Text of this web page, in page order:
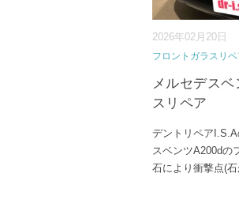
2026年02月20日
フロントガラスリペ
メルセデス
スリペア
デントリペア
スベンツA200dの
石により衝撃点(